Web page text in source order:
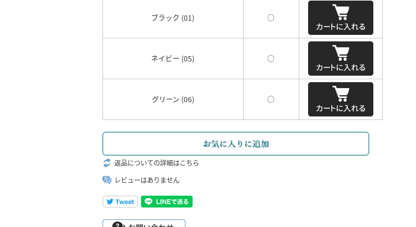
ブラック (01) ○
ネイビー (05) ○
グリーン (06) ○
返品についての詳細はこちら
レビューはありません